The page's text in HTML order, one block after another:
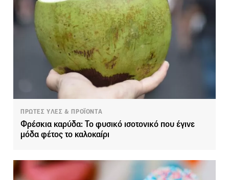
ΠΡΩΤΕΣ ΥΛΕΣ & ΠΡΟΪΟΝΤΑ
Φρέσκια καρύδα: Το φυσικό ισοτονικό που έγινε
μόδα φέτος το καλοκαίρι